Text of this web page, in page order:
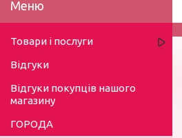
Товари і послуги
Відгуки
Відгуки покупців нашого
магазину
ГОРОДА